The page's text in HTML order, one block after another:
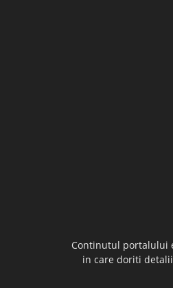
Continutul portalului
in care doriti